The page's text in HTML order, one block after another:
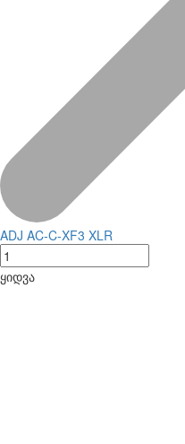
ADJ AC-C-XF3 XLR
ყიდვა